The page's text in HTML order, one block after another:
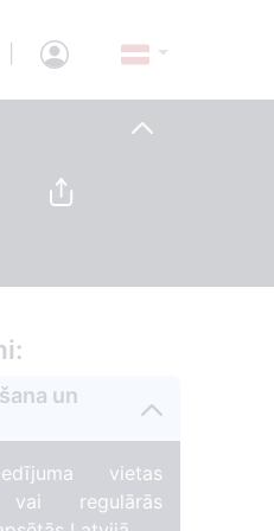
un
vietas
vai regulārās